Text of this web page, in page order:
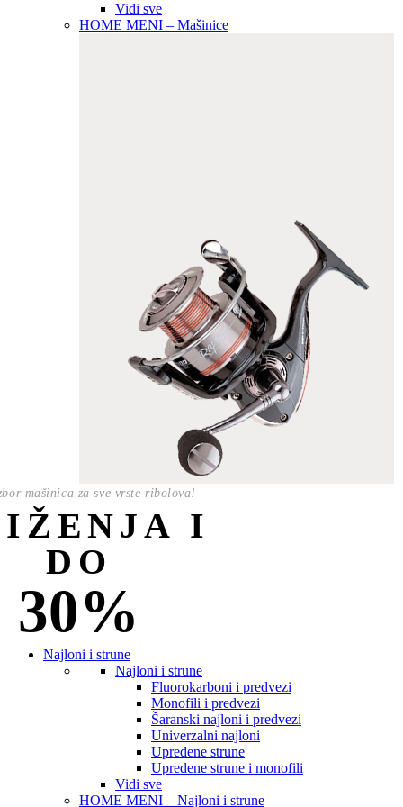
Vidi sve
HOME MENI – Mašinice
mašinica za sve vrste ribolova!
I
DO
30%
Najloni i strune
Najloni i strune
Fluorokarboni i predvezi
Monofili i predvezi
Šaranski najloni i predvezi
Univerzalni najloni
Upredene strune
Upredene strune i monofili
Vidi sve
HOME MENI – Najloni i strune